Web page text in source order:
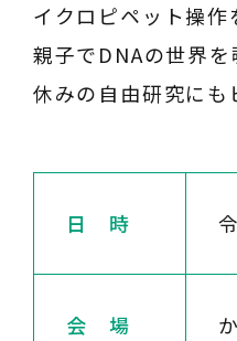
イクロピペット操作
親子でDNAの世界
休みの自由研究にも
日 時
会 場